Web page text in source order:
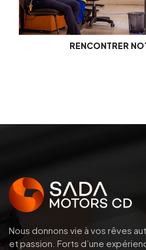
RENCONTRER
Nous donnons vie à vos rêves
et passion. Forts d’une